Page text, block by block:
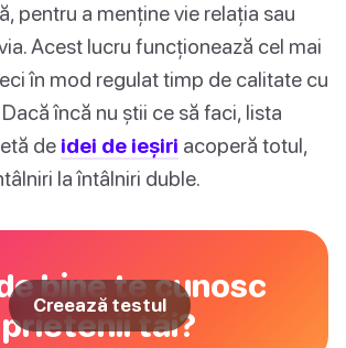
pentru a menține vie relația sau
Acest lucru funcționează cel mai
în mod regulat timp de calitate cu
încă nu știi ce să faci, lista
de idei de ieșiri acoperă totul,
la întâlniri duble.
bine te cunosc
prietenii tăi?
Creează testul